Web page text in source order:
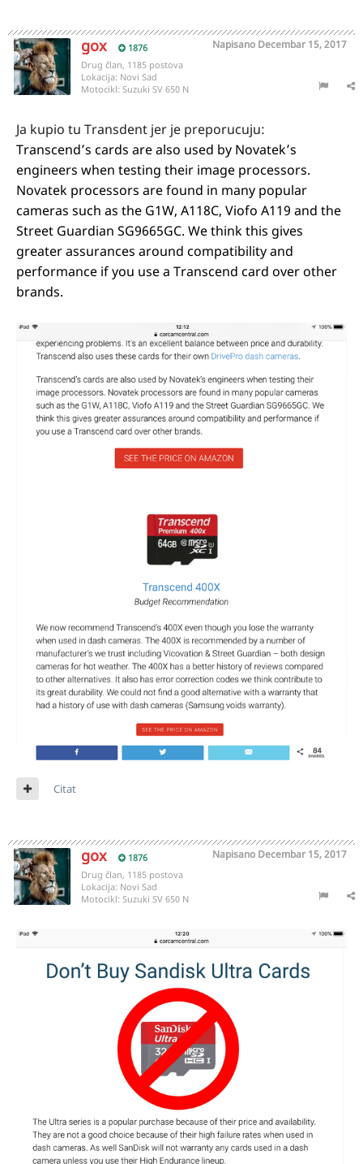
gox 1876 Napisano Decembar 15, 2017
Drug član, 1185 postova
Lokacija: Novi Sad
Motocikl: Suzuki SV 650 N
Ja kupio tu Transdent jer je preporucuju:
Transcend’s cards are also used by Novatek’s
engineers when testing their image processors.
Novatek processors are found in many popular
cameras such as the G1W, A118C, Viofo A119 and the
Street Guardian SG9665GC. We think this gives
greater assurances around compatibility and
performance if you use a Transcend card over other
brands.
Citat
gox 1876 Napisano Decembar 15, 2017
Drug član, 1185 postova
Lokacija: Novi Sad
Motocikl: Suzuki SV 650 N